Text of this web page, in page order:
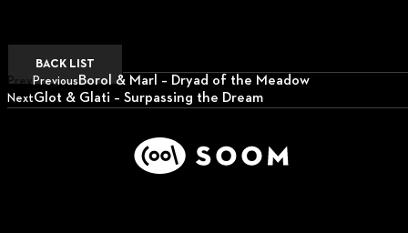
BACK LIST
PrevPreviousBorol & Marl – Dryad of the Meadow
NextGlot & Glati – Surpassing the Dream